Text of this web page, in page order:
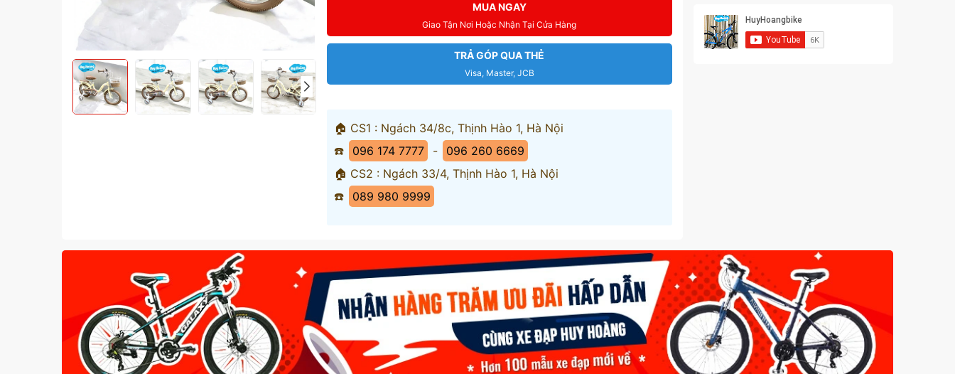
MUA NGAY
Giao Tận Nơi Hoặc Nhận Tại Cửa Hàng
TRẢ GÓP QUA THẺ
Visa, Master, JCB
🏠 CS1 : Ngách 34/8c, Thịnh Hào 1, Hà Nội
☎️
096 174 7777 -
096 260 6669
🏠 CS2 : Ngách 33/4, Thịnh Hào 1, Hà Nội
☎️
089 980 9999